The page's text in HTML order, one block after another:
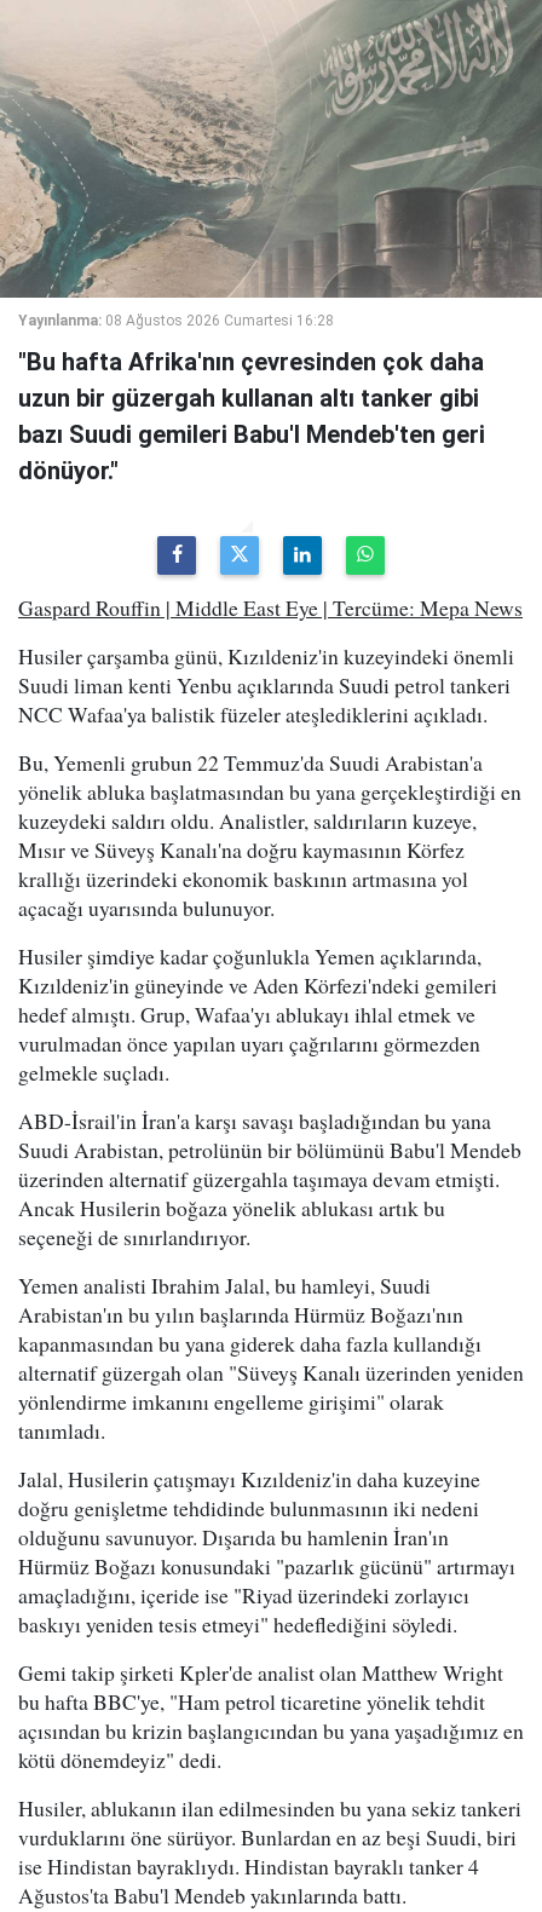
Yayınlanma: 08 Ağustos 2026 Cumartesi 16:28
"Bu hafta Afrika'nın çevresinden çok daha
uzun bir güzergah kullanan altı tanker gibi
bazı Suudi gemileri Babu'l Mendeb'ten geri
dönüyor."
Gaspard Rouffin | Middle East Eye | Tercüme: Mepa News
Husiler çarşamba günü, Kızıldeniz'in kuzeyindeki önemli
Suudi liman kenti Yenbu açıklarında Suudi petrol tankeri
NCC Wafaa'ya balistik füzeler ateşlediklerini açıkladı.
Bu, Yemenli grubun 22 Temmuz'da Suudi Arabistan'a
yönelik abluka başlatmasından bu yana gerçekleştirdiği en
kuzeydeki saldırı oldu. Analistler, saldırıların kuzeye,
Mısır ve Süveyş Kanalı'na doğru kaymasının Körfez
krallığı üzerindeki ekonomik baskının artmasına yol
açacağı uyarısında bulunuyor.
Husiler şimdiye kadar çoğunlukla Yemen açıklarında,
Kızıldeniz'in güneyinde ve Aden Körfezi'ndeki gemileri
hedef almıştı. Grup, Wafaa'yı ablukayı ihlal etmek ve
vurulmadan önce yapılan uyarı çağrılarını görmezden
gelmekle suçladı.
ABD-İsrail'in İran'a karşı savaşı başladığından bu yana
Suudi Arabistan, petrolünün bir bölümünü Babu'l Mendeb
üzerinden alternatif güzergahla taşımaya devam etmişti.
Ancak Husilerin boğaza yönelik ablukası artık bu
seçeneği de sınırlandırıyor.
Yemen analisti Ibrahim Jalal, bu hamleyi, Suudi
Arabistan'ın bu yılın başlarında Hürmüz Boğazı'nın
kapanmasından bu yana giderek daha fazla kullandığı
alternatif güzergah olan "Süveyş Kanalı üzerinden yeniden
yönlendirme imkanını engelleme girişimi" olarak
tanımladı.
Jalal, Husilerin çatışmayı Kızıldeniz'in daha kuzeyine
doğru genişletme tehdidinde bulunmasının iki nedeni
olduğunu savunuyor. Dışarıda bu hamlenin İran'ın
Hürmüz Boğazı konusundaki "pazarlık gücünü" artırmayı
amaçladığını, içeride ise "Riyad üzerindeki zorlayıcı
baskıyı yeniden tesis etmeyi" hedeflediğini söyledi.
Gemi takip şirketi Kpler'de analist olan Matthew Wright
bu hafta BBC'ye, "Ham petrol ticaretine yönelik tehdit
açısından bu krizin başlangıcından bu yana yaşadığımız en
kötü dönemdeyiz" dedi.
Husiler, ablukanın ilan edilmesinden bu yana sekiz tankeri
vurduklarını öne sürüyor. Bunlardan en az beşi Suudi, biri
ise Hindistan bayraklıydı. Hindistan bayraklı tanker 4
Ağustos'ta Babu'l Mendeb yakınlarında battı.